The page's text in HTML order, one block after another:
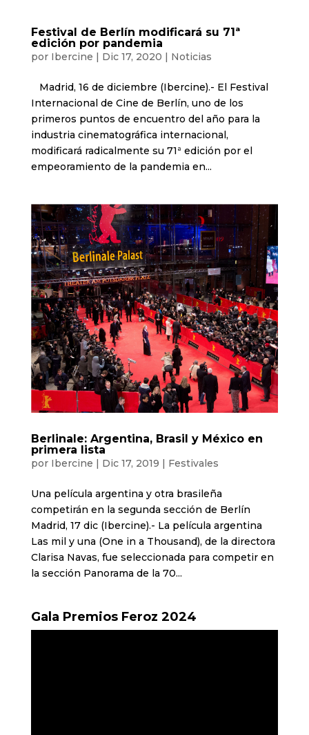
Festival de Berlín modificará su 71ª
edición por pandemia
por Ibercine | Dic 17, 2020 | Noticias
Madrid, 16 de diciembre (Ibercine).- El Festival
Internacional de Cine de Berlín, uno de los
primeros puntos de encuentro del año para la
industria cinematográfica internacional,
modificará radicalmente su 71ª edición por el
empeoramiento de la pandemia en...
Berlinale: Argentina, Brasil y México en
primera lista
por Ibercine | Dic 17, 2019 | Festivales
Una película argentina y otra brasileña
competirán en la segunda sección de Berlín
Madrid, 17 dic (Ibercine).- La película argentina
Las mil y una (One in a Thousand), de la directora
Clarisa Navas, fue seleccionada para competir en
la sección Panorama de la 70...
Gala Premios Feroz 2024